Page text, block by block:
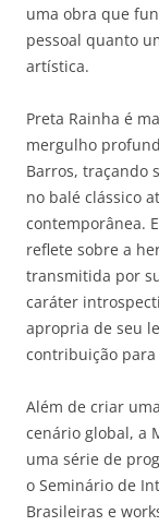
uma obra que
pessoal quanto
artística.
Preta Rainha é
mergulho
Barros, traçando
no balé clássico
contemporânea.
reflete sobre a
transmitida por
caráter
apropria de seu
contribuição
Além de criar
cenário global, a
uma série de
o Seminário de
Brasileiras e